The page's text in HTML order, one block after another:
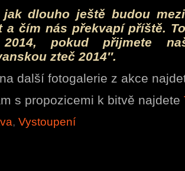
dlouho ještě budou
a čím nás překvapí příště.
2014, pokud přijmete
zteč 2014″.
další fotogalerie z akce
s propozicemi k bitvě najdete
, Vystoupení